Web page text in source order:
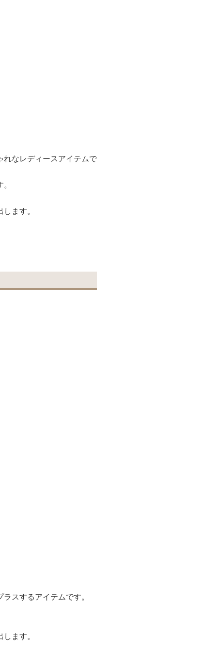
なレディースアイテムで
ます。
スするアイテムです。
ます。